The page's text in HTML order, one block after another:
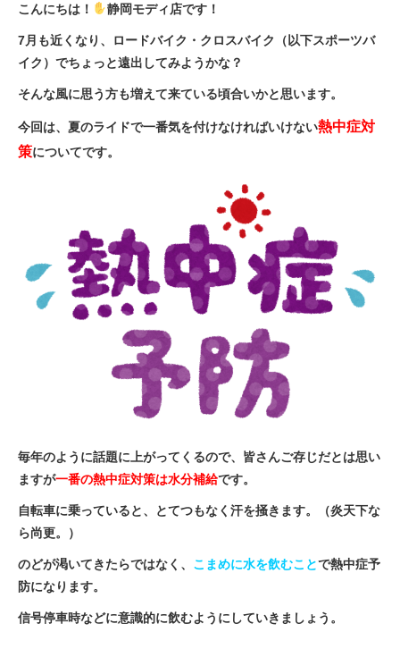
Norwayシリーズ
eVita
コンテンツ
イベント
法人様向け割引
こんにちは！ 静岡モディ店です！
7月も近くなり、ロードバイク・クロスバイク（以下スポーツバ
イク）でちょっと遠出してみようかな？
そんな風に思う方も増えて来ている頃合いかと思います。
今回は、夏のライドで一番気を付けなければいけない熱中症対
策についてです。
毎年のように話題に上がってくるので、皆さんご存じだとは思い
ますが一番の熱中症対策は水分補給です。
自転車に乗っていると、とてつもなく汗を掻きます。（炎天下な
ら尚更。）
のどが渇いてきたらではなく、 こまめに水を飲むことで熱中症予
防になります。
信号停車時などに意識的に飲むようにしていきましょう。